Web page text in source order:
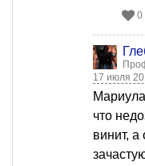
0
17 июля
что
винит, а